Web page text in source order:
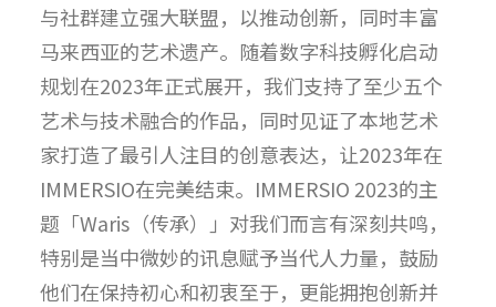
与社群建立强大联盟，以推动创新，同时丰富
马来西亚的艺术遗产。随着数字科技孵化启动
规划在2023年正式展开，我们支持了至少五个
艺术与技术融合的作品，同时见证了本地艺术
家打造了最引人注目的创意表达，让2023年在
IMMERSIO在完美结束。IMMERSIO 2023的主
题「Waris（传承）」对我们而言有深刻共鸣，
特别是当中微妙的讯息赋予当代人力量，鼓励
他们在保持初心和初衷至于，更能拥抱创新并